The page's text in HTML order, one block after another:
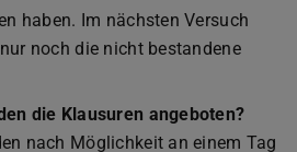
haben. Im nächsten Versuch
noch die nicht bestandene
die Klausuren angeboten?
nach Möglichkeit an einem Tag